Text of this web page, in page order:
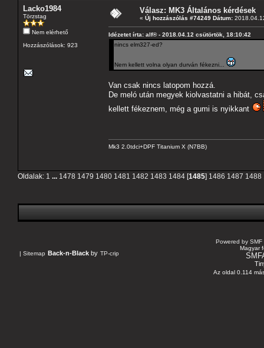
Lacko1984
Törzstag
Nem elérhető
Hozzászólások: 923
Válasz: MK3 Általános kérdések
« Új hozzászólás #74249 Dátum:
Idézetet írta: alf® - 2018.04.12 csütörtök, 18:10:42
nincs elm327-ed?
Nem kellett volna olyan durván fékezni...
Van csak nincs latopom hozzá.
De meló után megyek kiolvastatni a hibát,
kellett fékeznem, még a gumi is nyikkant
Mk3 2.0tdci+DPF Titanium X (N7BB)
Oldalak: 1 ... 1478 1479 1480 1481 1482 1483 1484 [1485] 1486 1487 1488
| Sitemap Back-n-Black by TP-crip
Powered by SMF
Magyar
Az oldal 0.114